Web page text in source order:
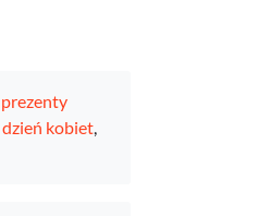
prezenty
dzień kobiet,